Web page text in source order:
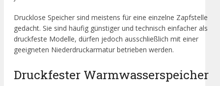
Drucklose Speicher sind meistens für eine einzelne Zapfstelle
gedacht. Sie sind häufig günstiger und technisch einfacher als
druckfeste Modelle, dürfen jedoch ausschließlich mit einer
geeigneten Niederdruckarmatur betrieben werden.
Druckfester Warmwasserspeicher